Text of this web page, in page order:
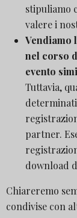
stipuliamo
valere i
Vendiamo
nel corso
evento
Tuttavia,
partner.
download
Chiareremo
condivise con